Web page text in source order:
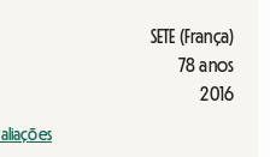
SETE (França)
78 anos
2016